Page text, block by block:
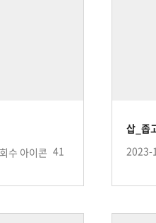
41
삽_좁
2023-